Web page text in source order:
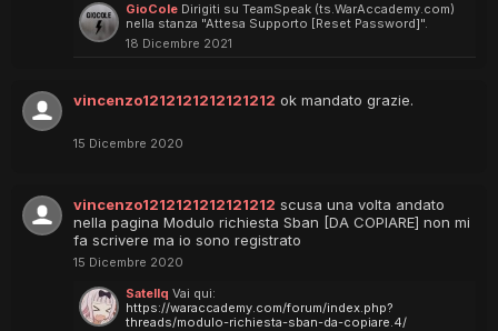
GioCole Dirigiti su TeamSpeak (ts.WarAccademy.com)
nella stanza "Attesa Supporto [Reset Password]".
18 Dicembre 2021
vincenzo1212121212121212 ok mandato grazie.
15 Dicembre 2020
vincenzo1212121212121212 scusa una volta andato
nella pagina Modulo richiesta Sban [DA COPIARE] non mi
fa scrivere ma io sono registrato
15 Dicembre 2020
Satellq Vai qui:
https://waraccademy.com/forum/index.php?
threads/modulo-richiesta-sban-da-copiare.4/